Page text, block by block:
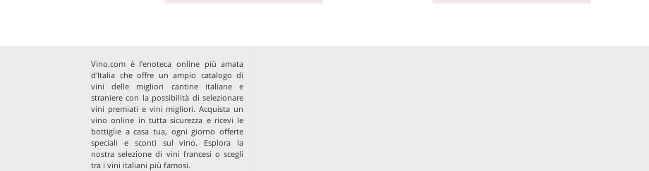
Vino.com è l’enoteca online più amata
d'Italia che offre un ampio catalogo di
vini delle migliori cantine italiane e
straniere con la possibilità di selezionare
vini premiati e vini migliori. Acquista un
vino online in tutta sicurezza e ricevi le
bottiglie a casa tua, ogni giorno offerte
speciali e sconti sul vino. Esplora la
nostra selezione di vini francesi o scegli
tra i vini italiani più famosi.